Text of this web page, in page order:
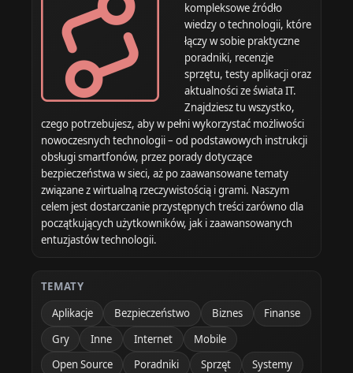
kompleksowe źródło
wiedzy o technologii, które
łączy w sobie praktyczne
poradniki, recenzje
sprzętu, testy aplikacji oraz
aktualności ze świata IT.
Znajdziesz tu wszystko,
czego potrzebujesz, aby w pełni wykorzystać możliwości
nowoczesnych technologii – od podstawowych instrukcji
obsługi smartfonów, przez porady dotyczące
bezpieczeństwa w sieci, aż po zaawansowane tematy
związane z wirtualną rzeczywistością i grami. Naszym
celem jest dostarczanie przystępnych treści zarówno dla
początkujących użytkowników, jak i zaawansowanych
entuzjastów technologii.
TEMATY
Aplikacje
Bezpieczeństwo Biznes
Finanse
Gry
Inne Internet
Mobile
Open Source
Poradniki Sprzęt Systemy